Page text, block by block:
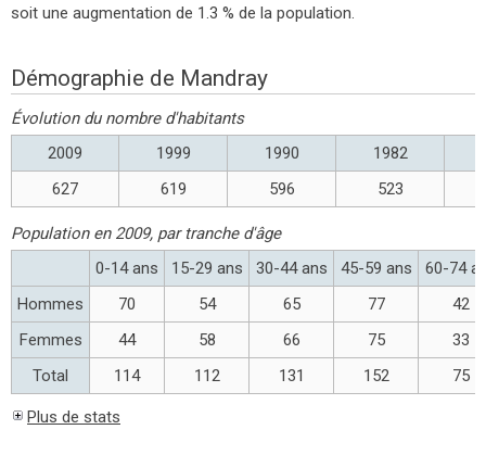
soit une augmentation de 1.3 % de la population.
Démographie de Mandray
Évolution du nombre d'habitants
2009
1999 1990 1982
627
619 596 523
Population en 2009, par tranche d'âge
0-14 ans
15-29 ans 30-44 ans 45-59 ans
60-74
Hommes
70 54 65 77
42
Femmes
44 58 66 75
33
Total
114 112 131 152 75
Plus de stats